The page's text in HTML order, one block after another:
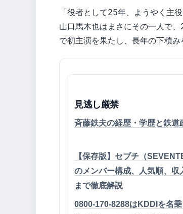
「役者として25年、ようやく主
山口馬木也はまさにその一人で
で初主演を果たし、長年の下積み
見逃し厳禁
斉藤鉄夫の経歴・学歴と鉄道
【保存版】セブチ（
のメンバー構成、人気順、収
まで徹底解説
0800-170-8288はKDDIを名